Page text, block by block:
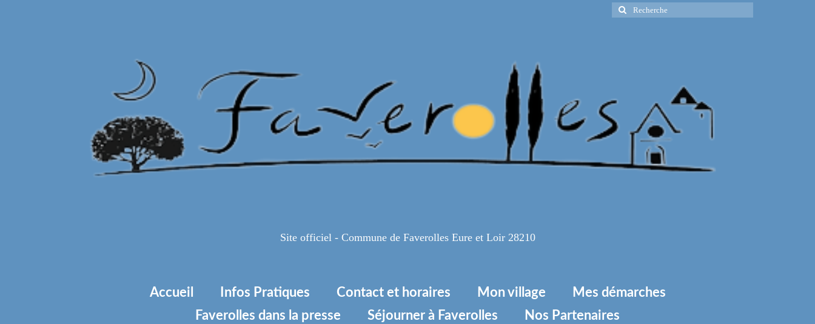
Rechercher
:
Site officiel - Commune de Faverolles Eure et Loir 28210
Accueil Infos Pratiques Contact et horaires Mon village
Mes démarches
Faverolles dans la presse
Séjourner à Faverolles Nos Partenaires